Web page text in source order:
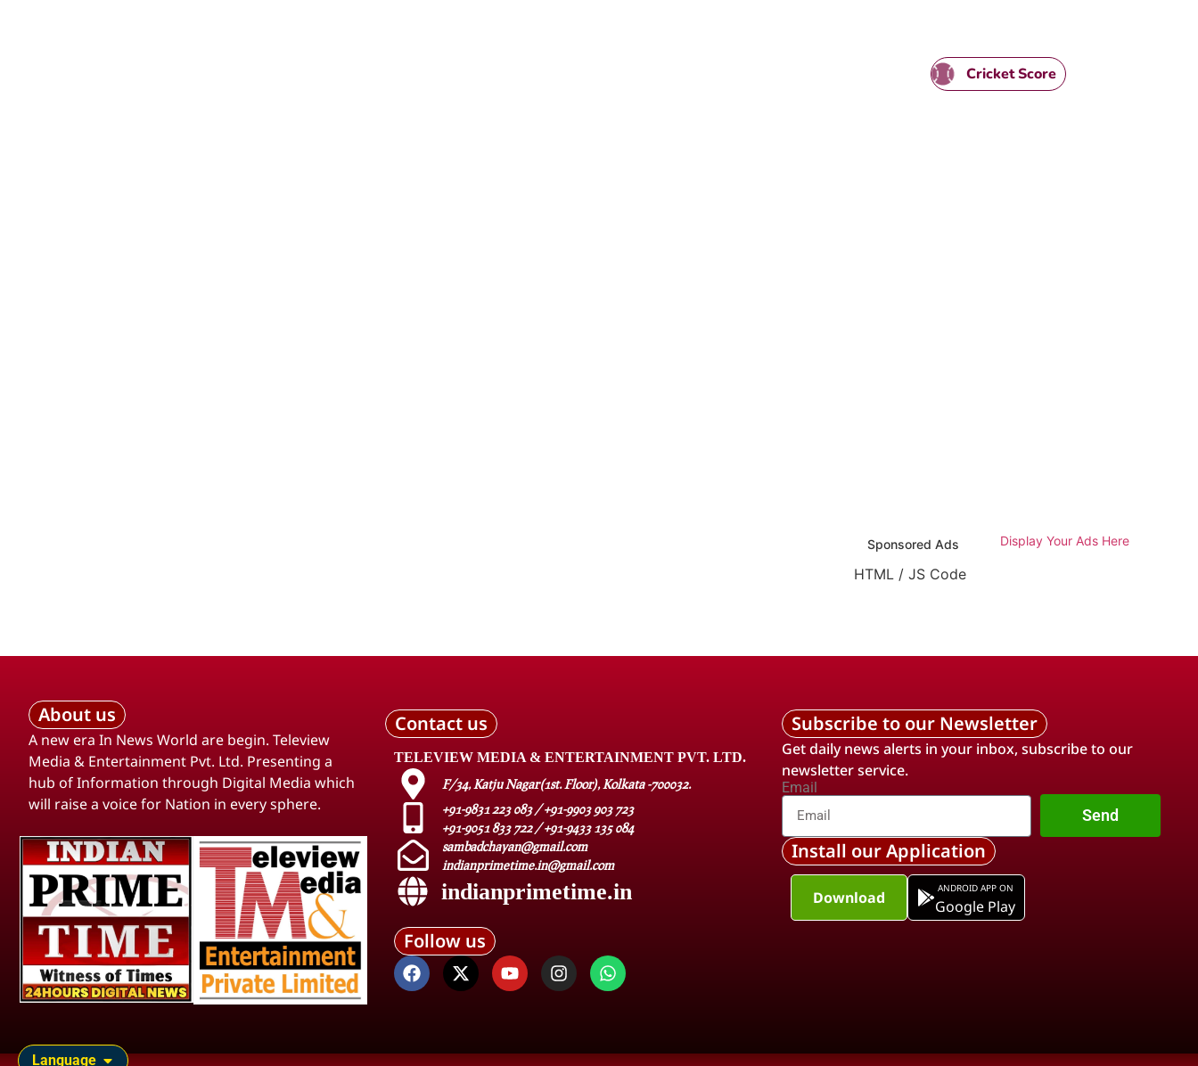
Cricket Score
Sponsored Ads Display Your Ads Here
HTML / JS Code
Language
About us
A new era In News World are begin. Teleview
Media & Entertainment Pvt. Ltd. Presenting a
hub of Information through Digital Media which
will raise a voice for Nation in every sphere.
Contact us
TELEVIEW MEDIA & ENTERTAINMENT PVT. LTD.
F/34, Katju Nagar(1st. Floor), Kolkata -700032.
+91-9831 223 083 / +91-9903 903 723
+91-9051 833 722 / +91-9433 135 084
sambadchayan@gmail.com
indianprimetime.in@gmail.com
indianprimetime.in
Follow us
Subscribe to our Newsletter
Get daily news alerts in your inbox, subscribe to our
newsletter service.
Email
Send
Install our Application
Download ANDROID APP ON
Google Play